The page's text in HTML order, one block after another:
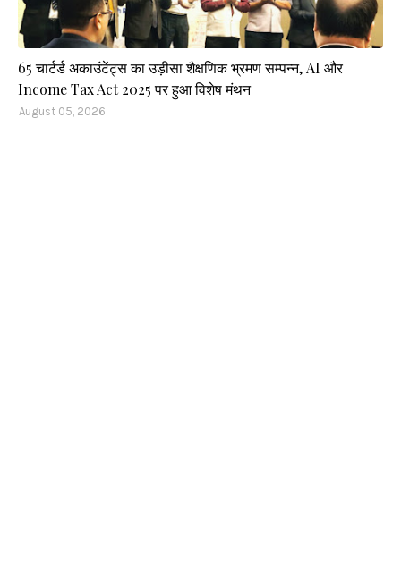
65 चार्टर्ड अकाउंटेंट्स का उड़ीसा शैक्षणिक भ्रमण सम्पन्न, AI और
Income Tax Act 2025 पर हुआ विशेष मंथन
August 05, 2026